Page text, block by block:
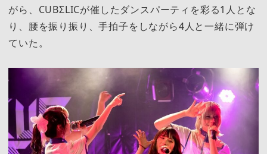
がら、CUBΣLICが催したダンスパーティを彩る1人とな
り、腰を振り振り、手拍子をしながら4人と一緒に弾け
ていた。